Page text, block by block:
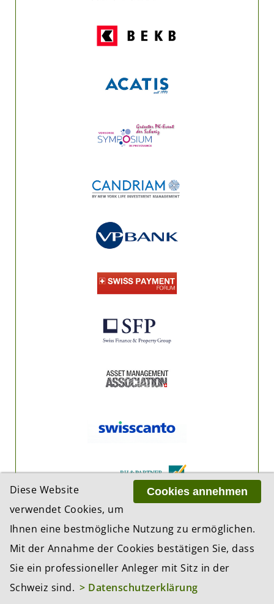
Cookies annehmen
Diese Website
verwendet Cookies, um
Ihnen eine bestmögliche Nutzung zu ermöglichen.
Mit der Annahme der Cookies bestätigen Sie, dass
Sie ein professioneller Anleger mit Sitz in der
Schweiz sind. > Datenschutzerklärung